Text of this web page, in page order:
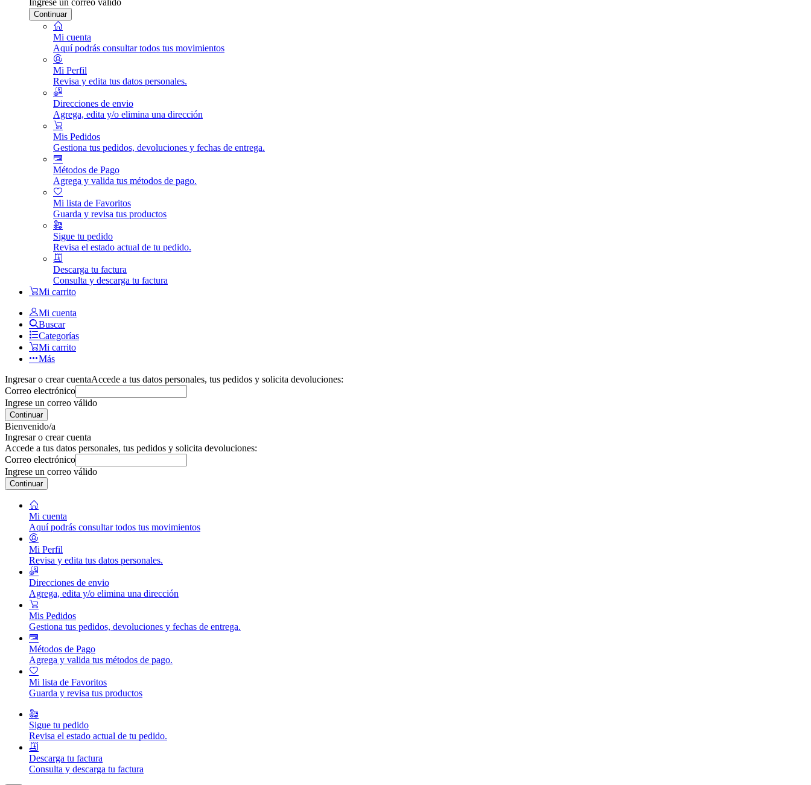
Continuar
Mi cuenta
Aquí podrás consultar todos tus movimientos
Mi Perfil
Revisa y edita tus datos personales.
Direcciones de envio
Agrega, edita y/o elimina una dirección
Mis Pedidos
Gestiona tus pedidos, devoluciones y fechas de entrega.
Métodos de Pago
Agrega y valida tus métodos de pago.
Mi lista de Favoritos
Guarda y revisa tus productos
Sigue tu pedido
Revisa el estado actual de tu pedido.
Descarga tu factura
Consulta y descarga tu factura
Mi carrito
Mi cuenta
Buscar
Categorías
Mi carrito
Más
Ingresar o crear cuentaAccede a tus datos personales, tus pedidos y solicita devoluciones:
Correo electrónico
Ingrese un correo válido
Continuar
Bienvenido/a
Ingresar o crear cuenta
Accede a tus datos personales, tus pedidos y solicita devoluciones:
Correo electrónico
Ingrese un correo válido
Continuar
Mi cuenta
Aquí podrás consultar todos tus movimientos
Mi Perfil
Revisa y edita tus datos personales.
Direcciones de envio
Agrega, edita y/o elimina una dirección
Mis Pedidos
Gestiona tus pedidos, devoluciones y fechas de entrega.
Métodos de Pago
Agrega y valida tus métodos de pago.
Mi lista de Favoritos
Guarda y revisa tus productos
Sigue tu pedido
Revisa el estado actual de tu pedido.
Descarga tu factura
Consulta y descarga tu factura